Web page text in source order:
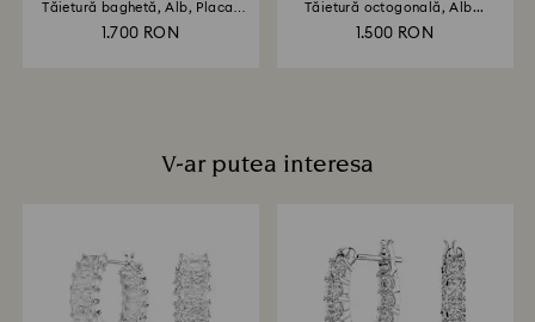
Tăietură baghetă, Alb, Placat
1.700 RON
Tăietură octogonală, Alb...
1.500 RON
V-ar putea interesa